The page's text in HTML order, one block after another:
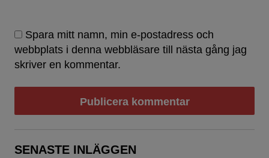
Spara mitt namn, min e-postadress och
webbplats i denna webbläsare till nästa gång jag
skriver en kommentar.
SENASTE INLÄGGEN